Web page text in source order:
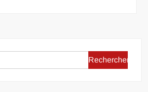
Rechercher :